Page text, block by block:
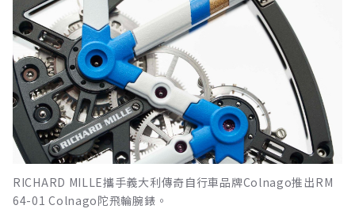
RICHARD MILLE攜手義大利傳奇自行車品牌Colnago推出RM
64-01 Colnago陀飛輪腕錶。